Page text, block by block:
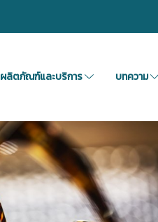
ผลิตภัณฑ์และบริการ บทความ